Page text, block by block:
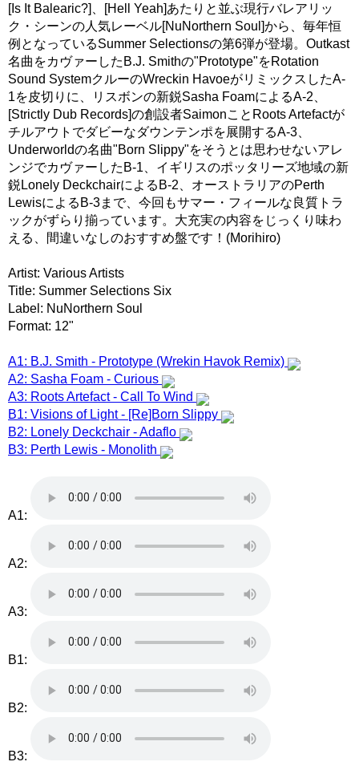
[Is It Balearic?]、[Hell Yeah]あたりと並ぶ現行バレアリッ
ク・シーンの人気レーベル[NuNorthern Soul]から、毎年恒
例となっているSummer Selectionsの第6弾が登場。Outkast
名曲をカヴァーしたB.J. Smithの"Prototype"をRotation
Sound SystemクルーのWreckin HavoeがリミックスしたA-
1を皮切りに、リスボンの新鋭Sasha FoamによるA-2、
[Strictly Dub Records]の創設者SaimonことRoots Artefactが
チルアウトでダビーなダウンテンポを展開するA-3、
Underworldの名曲"Born Slippy"をそうとは思わせないアレ
ンジでカヴァーしたB-1、イギリスのポッタリーズ地域の新
鋭Lonely DeckchairによるB-2、オーストラリアのPerth
LewisによるB-3まで、今回もサマー・フィールな良質トラ
ックがずらり揃っています。大充実の内容をじっくり味わ
える、間違いなしのおすすめ盤です！(Morihiro)
Artist: Various Artists
Title: Summer Selections Six
Label: NuNorthern Soul
Format: 12"
A1: B.J. Smith - Prototype (Wrekin Havok Remix)
A2: Sasha Foam - Curious
A3: Roots Artefact - Call To Wind
B1: Visions of Light - [Re]Born Slippy
B2: Lonely Deckchair - Adaflo
B3: Perth Lewis - Monolith
A1:
A2:
A3:
B1:
B2:
B3: